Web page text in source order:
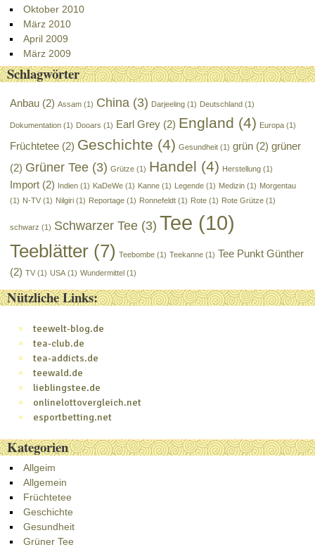
Oktober 2010
März 2010
April 2009
März 2009
Schlagwörter
Anbau (2) Assam (1) China (3) Darjeeling (1) Deutschland (1)
Dokumentation (1) Dooars (1) Earl Grey (2) England (4) Europa (1)
Früchtetee (2) Geschichte (4) Gesundheit (1) grün (2) grüner
(2) Grüner Tee (3) Grütze (1) Handel (4) Herstellung (1)
Import (2) Indien (1) KaDeWe (1) Kanne (1) Legende (1) Medizin (1) Morgentau
(1) N-TV (1) Nilgiri (1) Reportage (1) Ronnefeldt (1) Rote (1) Rote Grütze (1)
schwarz (1) Schwarzer Tee (3) Tee (10)
Teeblätter (7) Teebombe (1) Teekanne (1) Tee Punkt Günther
(2) TV (1) USA (1) Wundermittel (1)
Nützliche Links:
teewelt-blog.de
tea-club.de
tea-addicts.de
teewald.de
lieblingstee.de
onlinelottovergleich.net
esportbetting.net
Kategorien
Allgeim
Allgemein
Früchtetee
Geschichte
Gesundheit
Grüner Tee